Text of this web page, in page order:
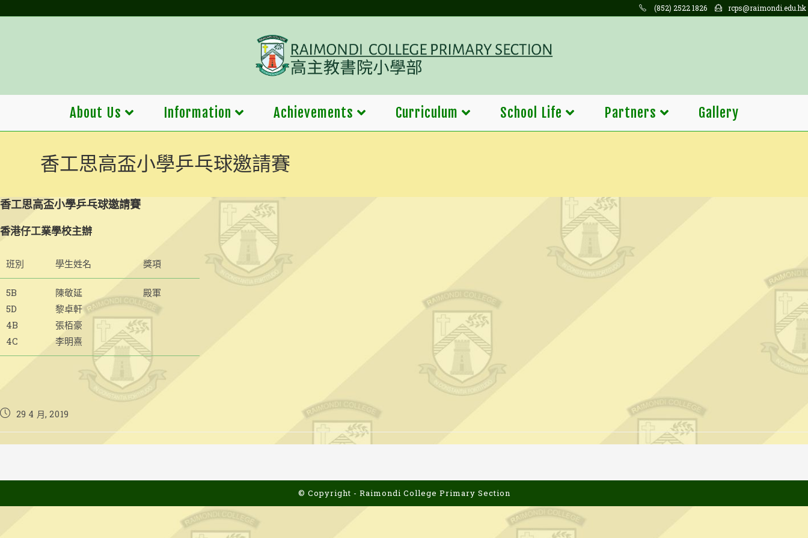
(852) 2522 1826 rcps@raimondi.edu.hk
About Us Information Achievements Curriculum School Life Partners Gallery
香工思高盃小學乒乓球邀請賽
香工思高盃小學乒乓球邀請賽
香港仔工業學校主辦
班別 學生姓名 獎項
5B
5D
4B
4C
陳敬延
黎卓軒
張栢豪
李明熹
殿軍
Post29 4 月, 2019
© Copyright - Raimondi College Primary Section